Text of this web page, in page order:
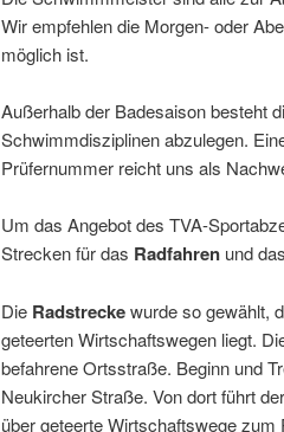
Wir empfehlen die Morgen- oder
möglich ist.
Außerhalb der Badesaison besteht
Schwimmdisziplinen abzulegen.
Prüfernummer reicht uns als
Um das Angebot des TVA-
Strecken für das Radfahrenund das
Die Radstreckewurde so gewählt,
geteerten Wirtschaftswegen liegt.
befahrene Ortsstraße. Beginn und
Neukircher Straße. Von dort führt
über geteerte Wirtschaftswege